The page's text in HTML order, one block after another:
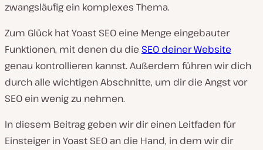
zwangsläufig ein komplexes Thema.
Zum Glück hat Yoast SEO eine Menge eingebauter
Funktionen, mit denen du die SEO deiner Website
genau kontrollieren kannst. Außerdem führen wir dich
durch alle wichtigen Abschnitte, um dir die Angst vor
SEO ein wenig zu nehmen.
In diesem Beitrag geben wir dir einen Leitfaden für
Einsteiger in Yoast SEO an die Hand, in dem wir dir